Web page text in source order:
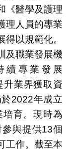
《醫學及護理
理人員的專業
以規範化。
及職業發展機
續專業發展
升業界獲取資
2022年成立
育。現時為
與提供13個
工作。截至本